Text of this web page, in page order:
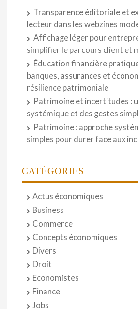
Transparence éditoriale et
lecteur dans les webzines
Affichage léger pour
simplifier le parcours client et
Éducation financière
banques, assurances et
résilience patrimoniale
Patrimoine et incertitudes :
systémique et des gestes
Patrimoine : approche
simples pour durer face aux
CATÉGORIES
Actus économiques
Business
Commerce
Concepts économiques
Divers
Droit
Economistes
Finance
Jobs